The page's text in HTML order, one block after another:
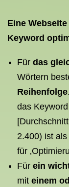
Eine
Keyword
Für das
Wörtern
Reihenfolge
das Keyword
2.400) ist
für
Für ein
mit einem